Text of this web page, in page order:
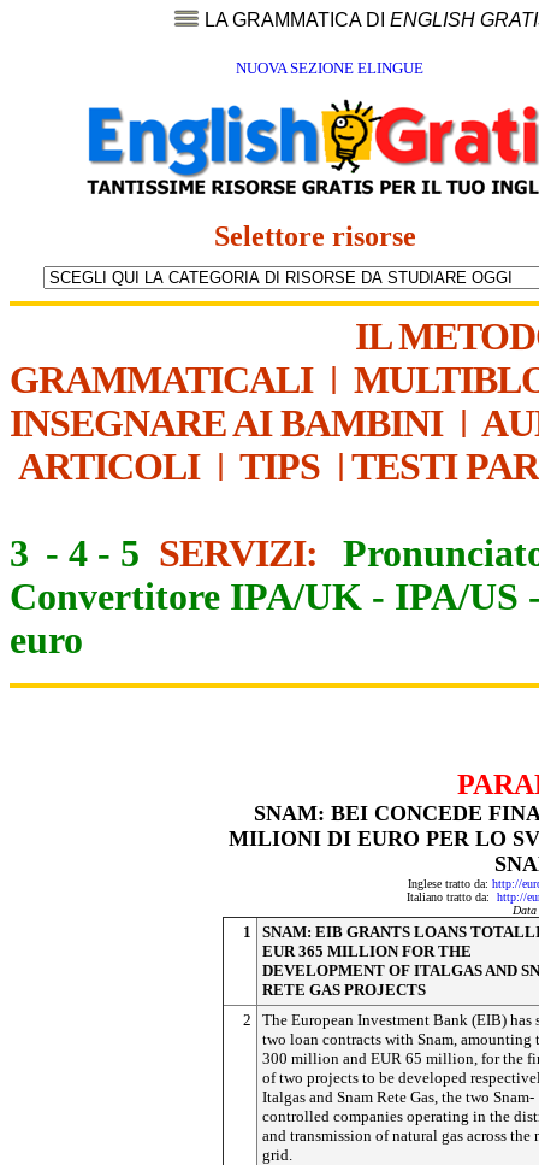
LA GRAMMATICA DI ENGLISH
NUOVA SEZIONE ELINGUE
Selettore risorse
IL
GRAMMATICALI|
INSEGNARE AI BAMBINI|
ARTICOLI| TIPS | TESTI
3 - 4 - 5 SERVIZI:
Convertitore IPA/UK - IPA/US
euro
SNAM: BEI CONCEDE
MILIONI DI EURO PER LO
Inglese tratto da: http://
Italiano tratto da: http://
Data
1
SNAM: EIB GRANTS LOANS
EUR 365 MILLION FOR THE
DEVELOPMENT OF ITALGAS AND
RETE GAS PROJECTS
2
The European Investment Bank (EIB) has
two loan contracts with Snam, amounting
300 million and EUR 65 million, for the
of two projects to be developed
Italgas and Snam Rete Gas, the two Snam-
controlled companies operating in the
and transmission of natural gas across the
grid.